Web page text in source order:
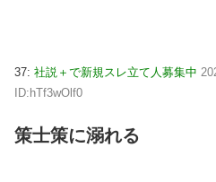
37: 社説＋で新規スレ立て人募集中
ID:hTf3wOlf0
策士策に溺れる